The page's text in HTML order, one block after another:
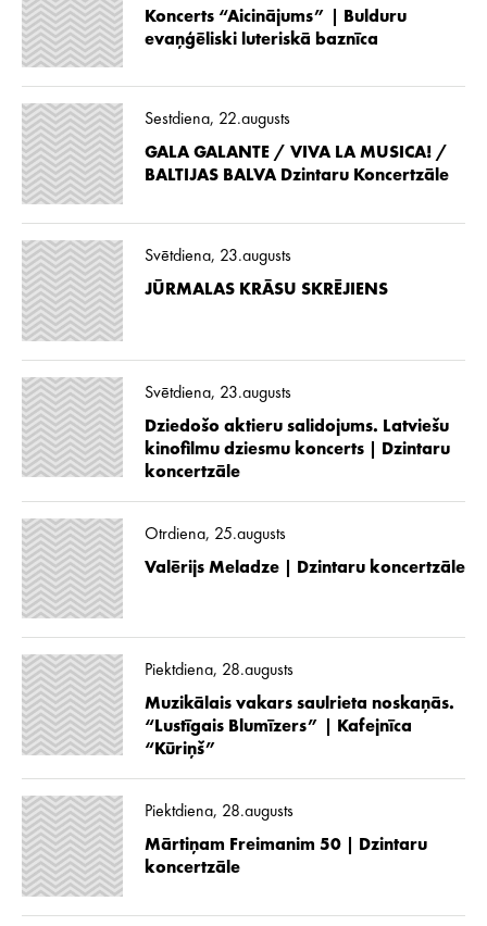
Koncerts “Aicinājums” | Bulduru
evaņģēliski luteriskā baznīca
Sestdiena, 22.augusts
GALA GALANTE / VIVA LA MUSICA! /
BALTIJAS BALVA Dzintaru Koncertzāle
Svētdiena, 23.augusts
JŪRMALAS KRĀSU SKRĒJIENS
Svētdiena, 23.augusts
Dziedošo aktieru salidojums. Latviešu
kinofilmu dziesmu koncerts | Dzintaru
koncertzāle
Otrdiena, 25.augusts
Valērijs Meladze | Dzintaru koncertzāle
Piektdiena, 28.augusts
Muzikālais vakars saulrieta noskaņās.
“Lustīgais Blumīzers” | Kafejnīca
“Kūriņš”
Piektdiena, 28.augusts
Mārtiņam Freimanim 50 | Dzintaru
koncertzāle